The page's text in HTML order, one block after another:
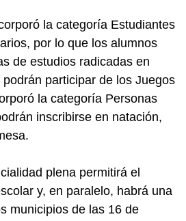
la categoría Estudiantes
por lo que los alumnos
de estudios radicadas en
participar de los Juegos
la categoría Personas
inscribirse en natación,
plena permitirá el
y, en paralelo, habrá una
municipios de las 16 de